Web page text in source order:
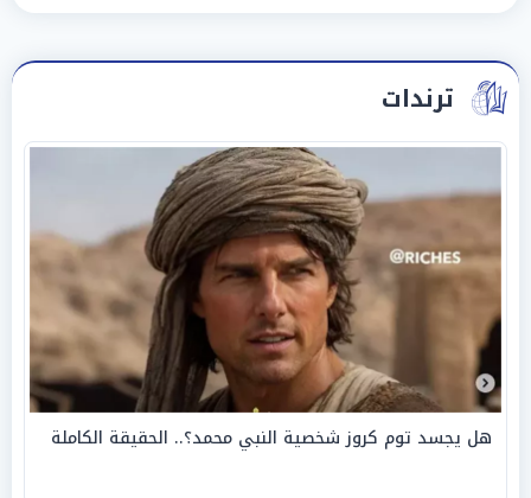
ترندات
هل يجسد توم كروز شخصية النبي محمد؟.. الحقيقة الكاملة